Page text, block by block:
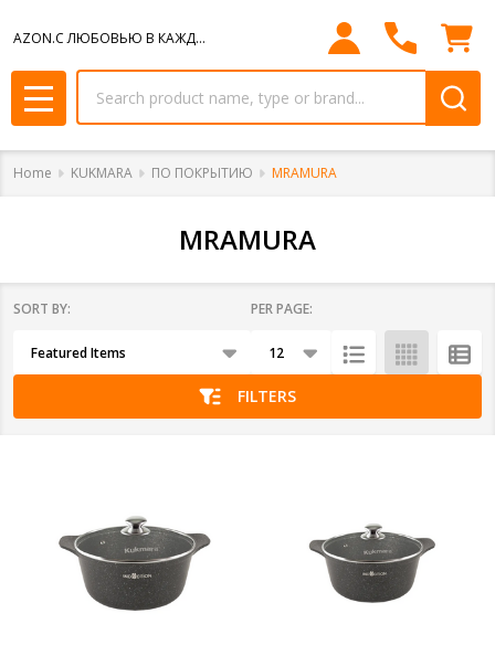
AZON.С ЛЮБОВЬЮ В КАЖДЫЙ ДОМ.
MENU
Home KUKMARA ПО ПОКРЫТИЮ MRAMURA
MRAMURA
List
SORT BY: PER PAGE:
FILTERS